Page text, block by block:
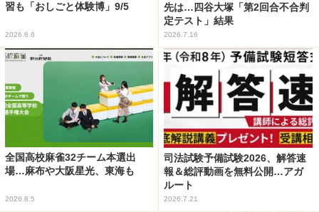
習も「おしごと体験博」9/5
2026.8.6
先は…四谷大塚「第2回合不合判
定テスト」結果
2026.7.16
全国高校麻雀32チーム本選出
場…麻布や大阪星光、東海も
2026.8.5
司法試験予備試験2026、解答速
報＆総評動画を無料公開…アガ
ルート
2026.7.21